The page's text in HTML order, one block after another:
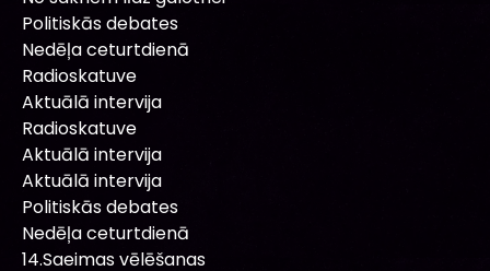
Politiskās debates
Nedēļa ceturtdienā
Radioskatuve
Aktuālā intervija
Radioskatuve
Aktuālā intervija
Aktuālā intervija
Politiskās debates
Nedēļa ceturtdienā
14.Saeimas vēlēšanas